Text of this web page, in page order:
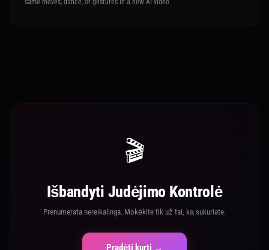
same moves, dance, or gestures in a new AI video
🎬
Išbandyti Judėjimo Kontrolė
Prenumerata nereikalinga. Mokėkite tik už tai, ką sukuriate.
Pradėti kurti →